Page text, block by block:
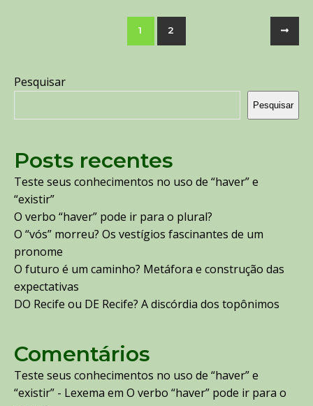
1 2
Pesquisar
Pesquisar
Posts recentes
Teste seus conhecimentos no uso de “haver” e
“existir”
O verbo “haver” pode ir para o plural?
O “vós” morreu? Os vestígios fascinantes de um
pronome
O futuro é um caminho? Metáfora e construção das
expectativas
DO Recife ou DE Recife? A discórdia dos topônimos
Comentários
Teste seus conhecimentos no uso de “haver” e
“existir” - Lexema em O verbo “haver” pode ir para o